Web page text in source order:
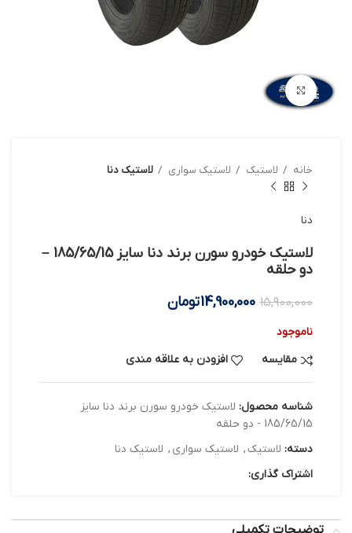
بزرگنمایی تصویر
خانه لاستیک لاستیک سواری لاستیک دنا
دنا
لاستیک خودرو سورن برند دنا سایز 185/65/15 –
دو حلقه
15,900,000
14,900,000تومان
ناموجود
مقایسه
افزودن به علاقه مندی
شناسه محصول: لاستیک خودرو سورن برند دنا سایز
185/65/15 - دو حلقه
دسته: لاستیک, لاستیک سواری , لاستیک دنا
اشتراک گذاری:
توضیحات تکمیلی